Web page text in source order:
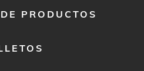
PRODUCTOS